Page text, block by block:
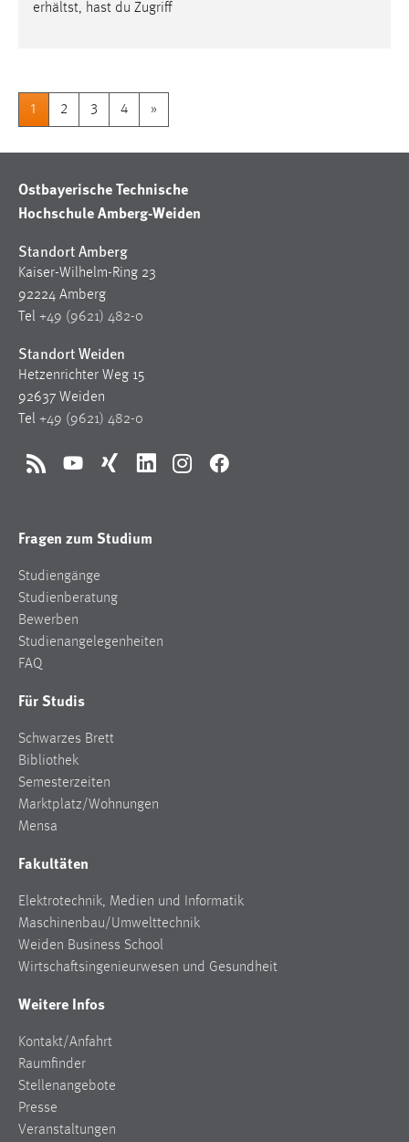
erhältst, hast du Zugriff
1 2 3 4 »
Ostbayerische Technische
Hochschule Amberg-Weiden
Standort Amberg
Kaiser-Wilhelm-Ring 23
92224 Amberg
Tel +49 (9621) 482-0
Standort Weiden
Hetzenrichter Weg 15
92637 Weiden
Tel +49 (9621) 482-0
RSS YouTubeXing LinkedInInstagramFacebook
Fragen zum Studium
Studiengänge
Studienberatung
Bewerben
Studienangelegenheiten
FAQ
Für Studis
Schwarzes Brett
Bibliothek
Semesterzeiten
Marktplatz/Wohnungen
Mensa
Fakultäten
Elektrotechnik, Medien und Informatik
Maschinenbau/Umwelttechnik
Weiden Business School
Wirtschaftsingenieurwesen und Gesundheit
Weitere Infos
Kontakt/Anfahrt
Raumfinder
Stellenangebote
Presse
Veranstaltungen